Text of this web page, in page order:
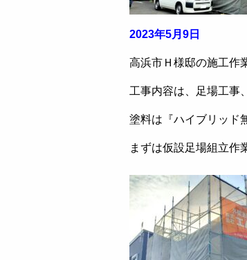
2023年5月9日
高浜市Ｈ様邸の施工作
工事内容は、足場工事
塗料は『ハイブリッド
まずは仮設足場組立作